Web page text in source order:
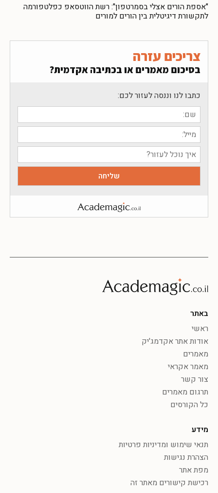
"אספת הורים אצלי בסמרטפון": רשת הווטסאפ כפלטפורמה
לתקשורת דיגיטלית בין הורים למורים
צריכים עזרה
בסיכום מאמרים או בכתיבה אקדמית?
כתבו לנו וננסה לעזור לכם:
באתר
ראשי
אודות אתר אקדמג'יק
מאמרים
מאמר אקראי
צור קשר
תרגום מאמרים
כל הקורסים
מידע
תנאי שימוש ומדיניות פרטיות
הצהרת נגישות
מפת אתר
רכישת קישורים מאתר זה